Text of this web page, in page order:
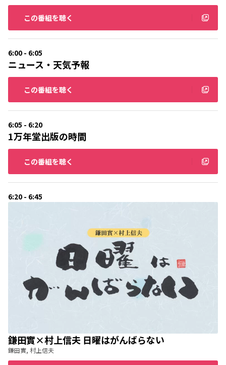
この番組を聴く
6:00 - 6:05
ニュース・天気予報
この番組を聴く
6:05 - 6:20
1万年堂出版の時間
この番組を聴く
6:20 - 6:45
鎌田實×村上信夫 日曜はがんばらない
鎌田實, 村上信夫